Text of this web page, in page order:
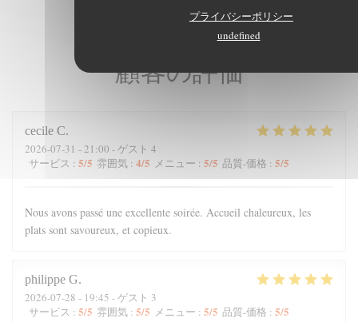
プライバシーポリシー
undefined
顧客の評価
cecile C
2026-07-31 - 21:00 - ゲスト 4
サービス : 5/5 雰囲気 : 4/5 メニュー : 5/5 品質-価格 : 5/5
Nous avons passé une excellente soirée. Accueil chaleureux, les
plats sont savoureux, et copieux.
philippe G
2026-07-28 - 19:45 - ゲスト 3
サービス : 5/5 雰囲気 : 5/5 メニュー : 5/5 品質-価格 : 5/5